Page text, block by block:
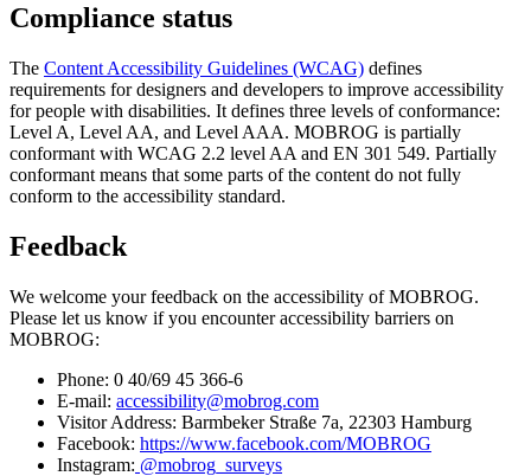
Compliance status
The Content Accessibility Guidelines (WCAG) defines
requirements for designers and developers to improve accessibility
for people with disabilities. It defines three levels of conformance:
Level A, Level AA, and Level AAA. MOBROG is partially
conformant with WCAG 2.2 level AA and EN 301 549. Partially
conformant means that some parts of the content do not fully
conform to the accessibility standard.
Feedback
We welcome your feedback on the accessibility of MOBROG.
Please let us know if you encounter accessibility barriers on
MOBROG:
Phone: 0 40/69 45 366-6
E-mail: accessibility@mobrog.com
Visitor Address: Barmbeker Straße 7a, 22303 Hamburg
Facebook: https://www.facebook.com/MOBROG
Instagram: @mobrog_surveys